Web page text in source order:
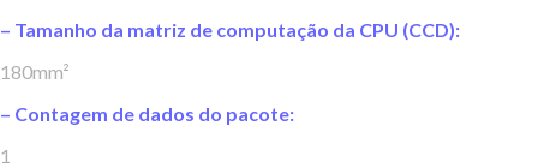
– Tamanho da matriz de computação da CPU (CCD):
180mm²
– Contagem de dados do pacote:
1